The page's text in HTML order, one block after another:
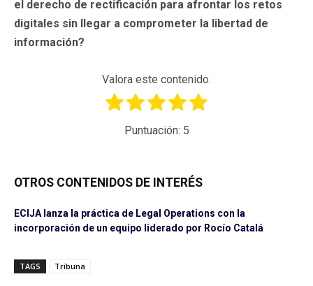
el derecho de rectificación para afrontar los retos
digitales sin llegar a comprometer la libertad de
información?
Valora este contenido.
Puntuación: 5
OTROS CONTENIDOS DE INTERÉS
ECIJA lanza la práctica de Legal Operations con la
incorporación de un equipo liderado por Rocío Catalá
TAGS Tribuna